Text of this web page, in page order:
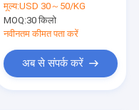
मिमी
मूल्य:USD 30～50/KG
MOQ:30 किलो
नवीनतम कीमत पता करें
अब से संपर्क करें